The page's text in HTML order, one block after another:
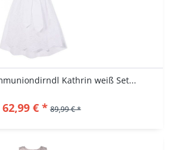
Kathrin weiß Set...
€ * 89,99 € *